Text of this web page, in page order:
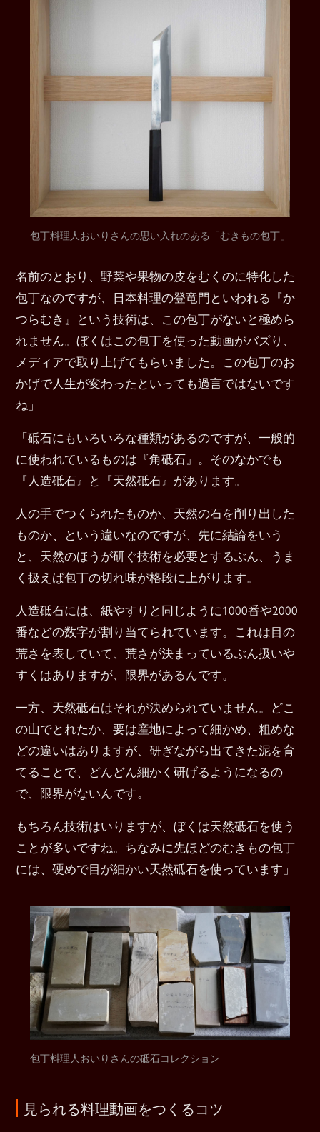
包丁料理人おいりさんの思い入れのある「むきもの包丁」
名前のとおり、野菜や果物の皮をむくのに特化した
包丁なのですが、日本料理の登竜門といわれる『か
つらむき』という技術は、この包丁がないと極めら
れません。ぼくはこの包丁を使った動画がバズり、
メディアで取り上げてもらいました。この包丁のお
かげで人生が変わったといっても過言ではないです
ね」
「砥石にもいろいろな種類があるのですが、一般的
に使われているものは『角砥石』。そのなかでも
『人造砥石』と『天然砥石』があります。
人の手でつくられたものか、天然の石を削り出した
ものか、という違いなのですが、先に結論をいう
と、天然のほうが研ぐ技術を必要とするぶん、うま
く扱えば包丁の切れ味が格段に上がります。
人造砥石には、紙やすりと同じように1000番や2000
番などの数字が割り当てられています。これは目の
荒さを表していて、荒さが決まっているぶん扱いや
すくはありますが、限界があるんです。
一方、天然砥石はそれが決められていません。どこ
の山でとれたか、要は産地によって細かめ、粗めな
どの違いはありますが、研ぎながら出てきた泥を育
てることで、どんどん細かく研げるようになるの
で、限界がないんです。
もちろん技術はいりますが、ぼくは天然砥石を使う
ことが多いですね。ちなみに先ほどのむきもの包丁
には、硬めで目が細かい天然砥石を使っています」
包丁料理人おいりさんの砥石コレクション
見られる料理動画をつくるコツ